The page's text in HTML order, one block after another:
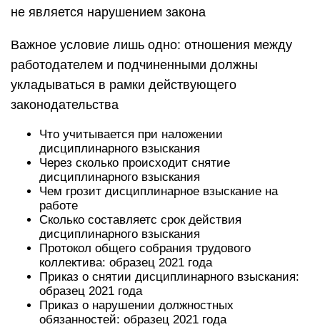
не является нарушением закона
Важное условие лишь одно: отношения между
работодателем и подчиненными должны
укладываться в рамки действующего
законодательства
Что учитывается при наложении
дисциплинарного взыскания
Через сколько происходит снятие
дисциплинарного взыскания
Чем грозит дисциплинарное взыскание на
работе
Сколько составляетс срок действия
дисциплинарного взыскания
Протокол общего собрания трудового
коллектива: образец 2021 года
Приказ о снятии дисциплинарного взыскания:
образец 2021 года
Приказ о нарушении должностных
обязанностей: образец 2021 года